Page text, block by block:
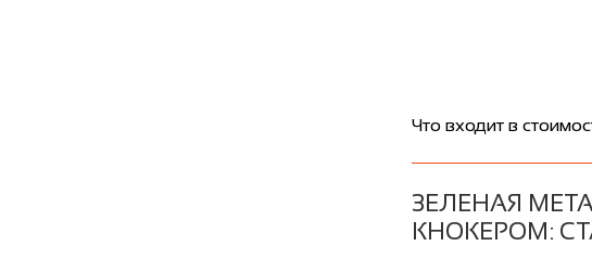
Что входит в
ЗЕЛЕНАЯ
КНОКЕРОМ: